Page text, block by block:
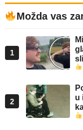
Možda vas
1
2
u